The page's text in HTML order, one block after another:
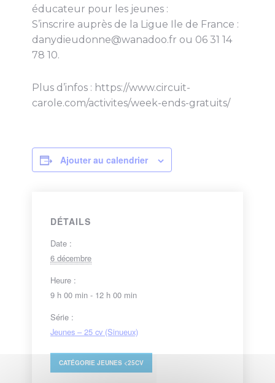
éducateur pour les jeunes :
S’inscrire auprès de la Ligue Ile de France :
danydieudonne@wanadoo.fr ou 06 31 14
78 10.
Plus d’infos : https://www.circuit-
carole.com/activites/week-ends-gratuits/
Ajouter au calendrier
DÉTAILS
Date :
6 décembre
Heure :
9 h 00 min - 12 h 00 min
Série :
Jeunes – 25 cv (Sinueux)
CATÉGORIEJEUNES <25CV